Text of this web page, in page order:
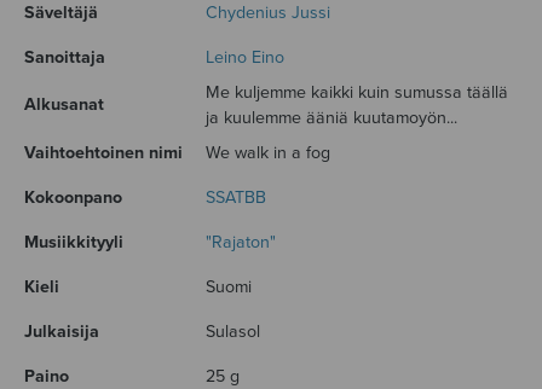
Säveltäjä Chydenius Jussi
Sanoittaja Leino Eino
Alkusanat
Me kuljemme kaikki kuin sumussa täällä
ja kuulemme ääniä kuutamoyön...
Vaihtoehtoinen nimi
We walk in a fog
Kokoonpano SSATBB
Musiikkityyli "Rajaton"
Kieli Suomi
Julkaisija Sulasol
Paino 25 g